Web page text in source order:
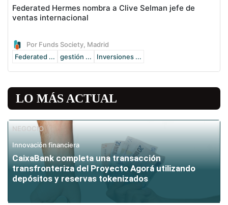
Federated Hermes nombra a Clive Selman jefe de
ventas internacional
Por Funds Society, Madrid
Federated ...
gestión ... Inversiones ...
LO MÁS ACTUAL
NEGOCIO
Innovación financiera
CaixaBank completa una transacción
transfronteriza del Proyecto Agorá utilizando
depósitos y reservas tokenizados